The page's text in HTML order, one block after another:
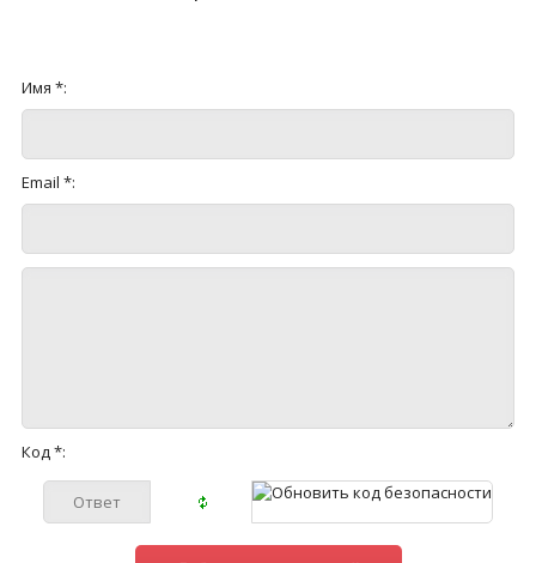
Имя *:
Email *:
Код *: